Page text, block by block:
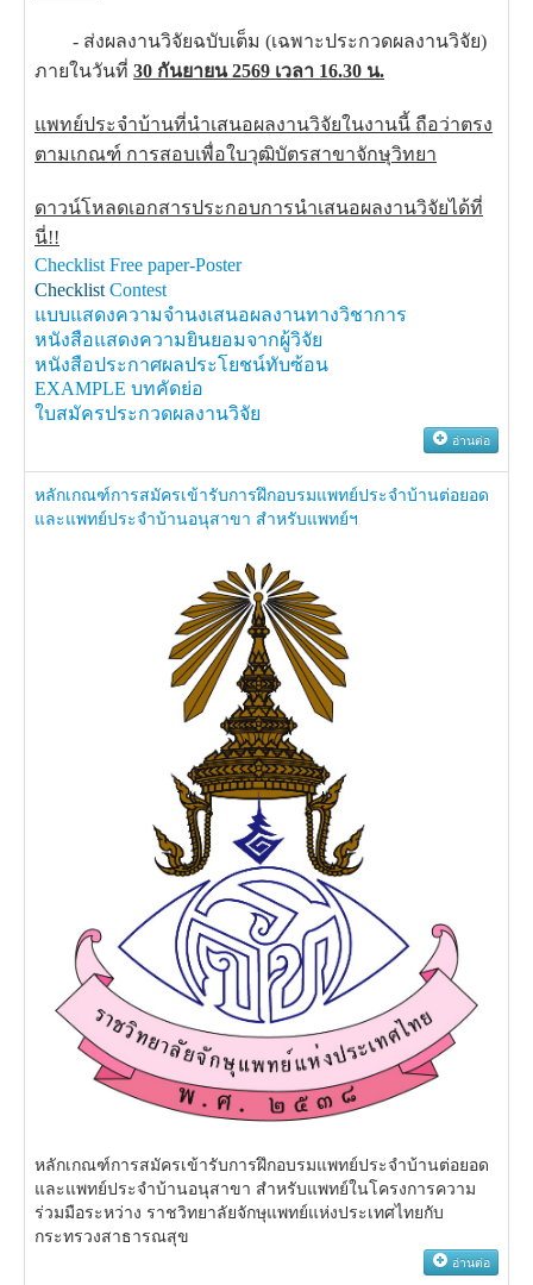
- ส่งผลงานวิจัยฉบับเต็ม (เฉพาะประกวดผลงานวิจัย)
ภายในวันที่ 30 กันยายน 2569 เวลา 16.30 น.
แพทย์ประจำบ้านที่นำเสนอผลงานวิจัยในงานนี้ ถือว่าตรง
ตามเกณฑ์ การสอบเพื่อใบวุฒิบัตรสาขาจักษุวิทยา
ดาวน์โหลดเอกสารประกอบการนำเสนอผลงานวิจัยได้ที่
นี่!!
Checklist Free paper-Poster
Checklist Contest
แบบแสดงความจำนงเสนอผลงานทางวิชาการ
หนังสือแสดงความยินยอมจากผู้วิจัย
หนังสือประกาศผลประโยชน์ทับซ้อน
EXAMPLE บทคัดย่อ
ใบสมัครประกวดผลงานวิจัย
อ่านต่อ
หลักเกณฑ์การสมัครเข้ารับการฝึกอบรมแพทย์ประจำบ้านต่อยอด
และแพทย์ประจำบ้านอนุสาขา สำหรับแพทย์ฯ
หลักเกณฑ์การสมัครเข้ารับการฝึกอบรมแพทย์ประจำบ้านต่อยอด
และแพทย์ประจำบ้านอนุสาขา สำหรับแพทย์ในโครงการความ
ร่วมมือระหว่าง ราชวิทยาลัยจักษุแพทย์แห่งประเทศไทยกับ
กระทรวงสาธารณสุข
อ่านต่อ